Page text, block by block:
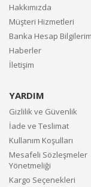
Hakkımızda
Müşteri Hizmetleri
Banka Hesap
Haberler
İletişim
YARDIM
Gizlilik ve Güvenlik
İade ve Teslimat
Kullanım Koşulları
Mesafeli Sözleşmeler
Yönetmeliği
Kargo Seçenekleri